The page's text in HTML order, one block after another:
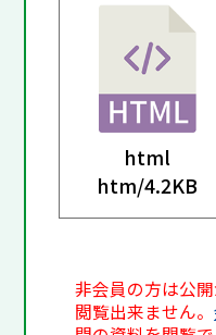
html
htm/4.2KB
非会員の方は公
閲覧出来ません。